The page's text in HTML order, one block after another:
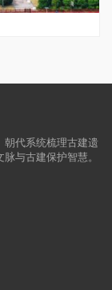
朝代系统梳理古建遗
与古建保护智慧。